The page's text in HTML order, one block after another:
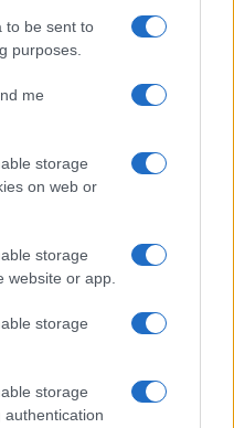
to be sent to
purposes.
me
storage
on web or
storage
website or app.
storage
storage
authentication
È sufficiente
ed essere sempre
Leggi i commenti
2026